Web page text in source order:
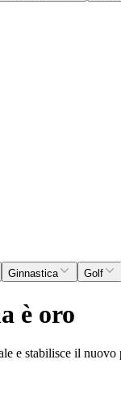
Ginnastica Golf
è oro
e stabilisce il nuovo